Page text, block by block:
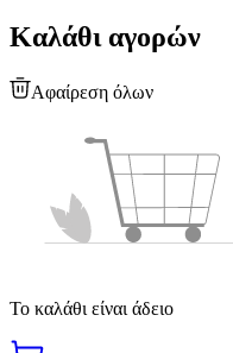
Καλάθι αγορών
Αφαίρεση όλων
Το καλάθι είναι άδειο